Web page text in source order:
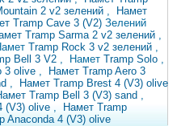
2 v2 зелений ,
Намет
Tramp Cave 3 (V2) Зелений
Tramp Sarma 2 v2 зелений ,
Tramp Rock 3 v2 зелений ,
Bell 3 V2 , Намет Tramp Solo ,
3 olive ,
Намет Tramp Aero 3
,
Намет Tramp Brest 4 (V3) olive
Tramp Bell 3 (V3) sand ,
(V3) olive ,
Намет Tramp
Anaconda 4 (V3) olive